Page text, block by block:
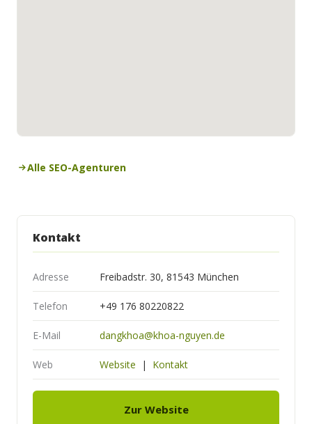
Alle SEO-Agenturen
Kontakt
Adresse Freibadstr. 30, 81543 München
Telefon +49 176 80220822
E-Mail dangkhoa@khoa-nguyen.de
Web Website | Kontakt
Zur Website